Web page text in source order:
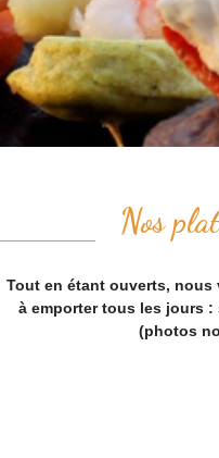
Nos
Tout en étant ouverts,
à emporter tous les jours
(photos